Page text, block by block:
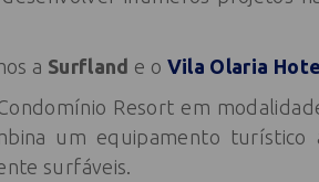
a Surfland e o Vila Olaria
Resort em
um equipamento turístico
surfáveis.